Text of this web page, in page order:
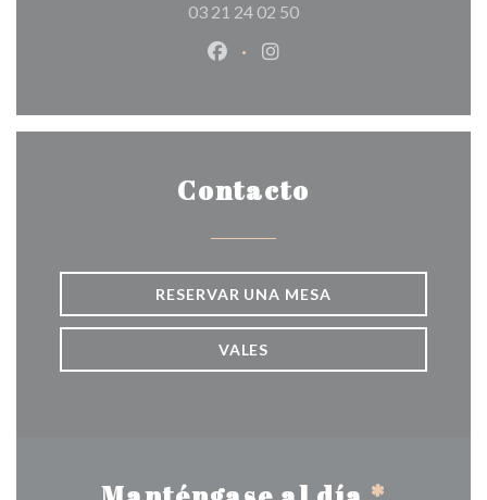
03 21 24 02 50
Facebook ((abre en una nueva
Instagram ((abre en una
Contacto
RESERVAR UNA MESA
VALES